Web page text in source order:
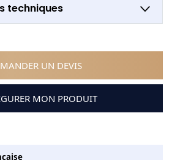
techniques
UN DEVIS
MON PRODUIT